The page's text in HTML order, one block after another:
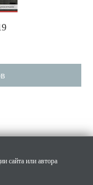
сайта или автора